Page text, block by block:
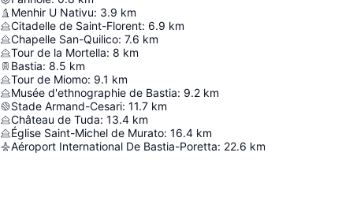
Menhir U Nativu: 3.9 km
Citadelle de Saint-Florent: 6.9 km
Chapelle San-Quilico: 7.6 km
Tour de la Mortella: 8 km
Bastia: 8.5 km
Tour de Miomo: 9.1 km
Musée d'ethnographie de Bastia: 9.2 km
Stade Armand-Cesari: 11.7 km
Château de Tuda: 13.4 km
Église Saint-Michel de Murato: 16.4 km
Aéroport International De Bastia-Poretta: 22.6 km